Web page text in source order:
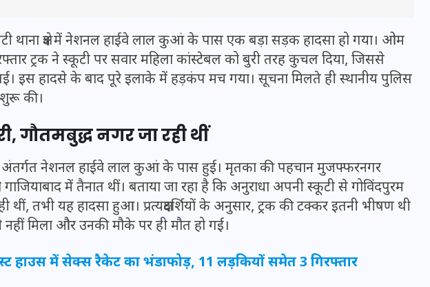
थाना क्षेत्र में नेशनल हाईवे लाल कुआं के पास एक बड़ा सड़क हादसा हो गया। ओम
ट्रक ने स्कूटी पर सवार महिला कांस्टेबल को बुरी तरह कुचल दिया, जिससे
इस हादसे के बाद पूरे इलाके में हड़कंप मच गया। सूचना मिलते ही स्थानीय पुलिस
की।
गौतमबुद्ध नगर जा रही थीं
के अंतर्गत नेशनल हाईवे लाल कुआं के पास हुई। मृतका की पहचान मुजफ्फरनगर
में तैनात थीं। बताया जा रहा है कि अनुराधा अपनी स्कूटी से गोविंदपुरम
थीं, तभी यह हादसा हुआ। प्रत्यक्षदर्शियों के अनुसार, ट्रक की टक्कर इतनी भीषण थी
मिला और उनकी मौके पर ही मौत हो गई।
हाउस में सेक्स रैकेट का भंडाफोड़, 11 लड़कियों समेत 3 गिरफ्तार
और
पर फंसा पेंच,
2025
अड़चन: डेटा सिक्योरिटी और
स्पेक्ट्रम की कीमत पर फंसा पेंच,
आया बड़ा अपडेट